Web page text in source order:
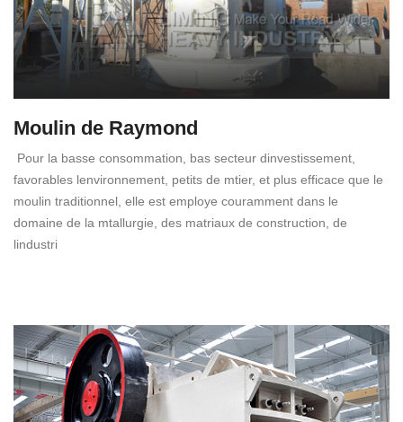
Moulin de Raymond
Pour la basse consommation, bas secteur dinvestissement,
favorables lenvironnement, petits de mtier, et plus efficace que le
moulin traditionnel, elle est employe couramment dans le
domaine de la mtallurgie, des matriaux de construction, de
lindustri